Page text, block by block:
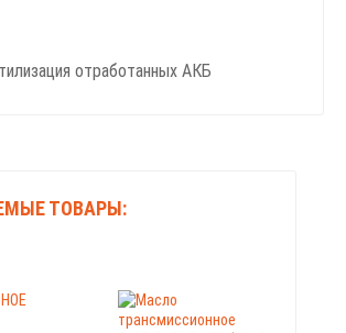
отработанных АКБ
ТОВАРЫ: